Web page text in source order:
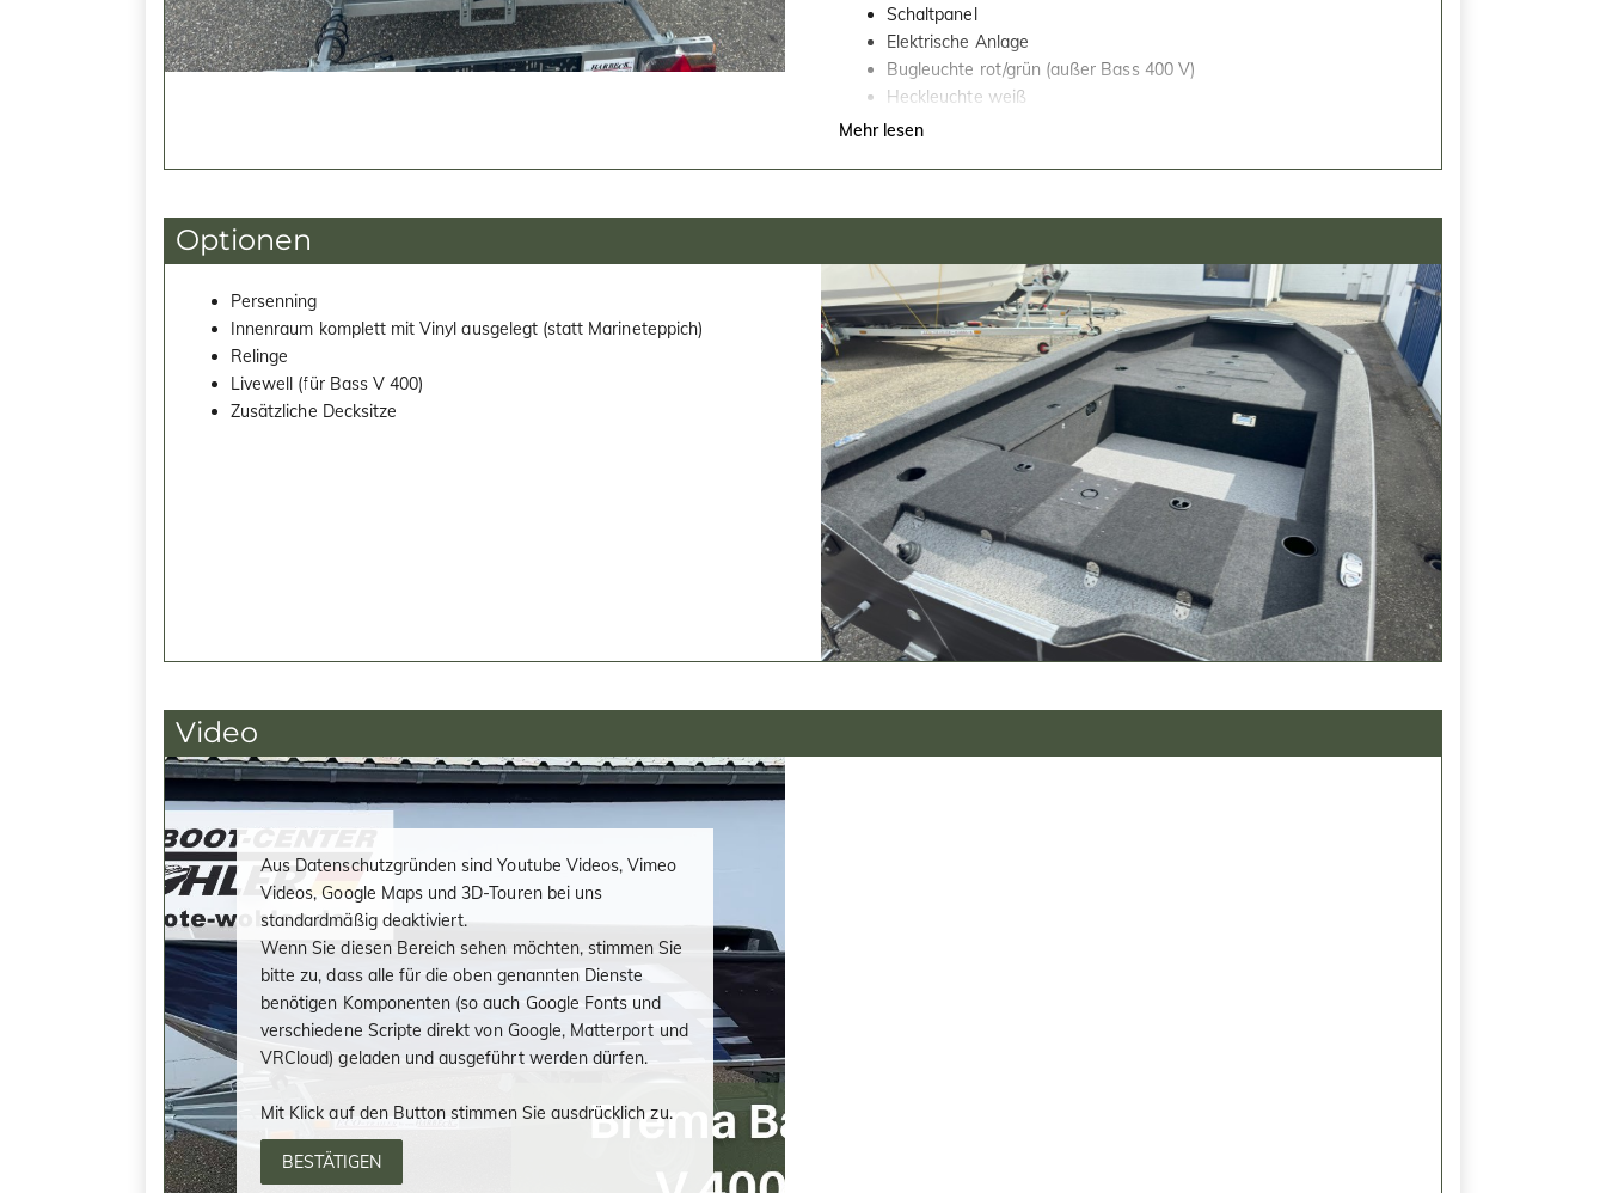
Schaltpanel
Elektrische Anlage
Bugleuchte rot/grün (außer Bass 400 V)
Heckleuchte weiß
USB und 12V Steckdose
Opferanodenhalterung
Belüftete Stauräume
Badeleiter
Getränkehalter
Mehr lesen
Optionen
Persenning
Innenraum komplett mit Vinyl ausgelegt (statt Marineteppich)
Relinge
Livewell (für Bass V 400)
Zusätzliche Decksitze
Video
Aus Datenschutzgründen sind Youtube Videos, Vimeo
Videos, Google Maps und 3D-Touren bei uns
standardmäßig deaktiviert.
Wenn Sie diesen Bereich sehen möchten, stimmen Sie
bitte zu, dass alle für die oben genannten Dienste
benötigen Komponenten (so auch Google Fonts und
verschiedene Scripte direkt von Google, Matterport und
VRCloud) geladen und ausgeführt werden dürfen.
Mit Klick auf den Button stimmen Sie ausdrücklich zu.
BESTÄTIGEN